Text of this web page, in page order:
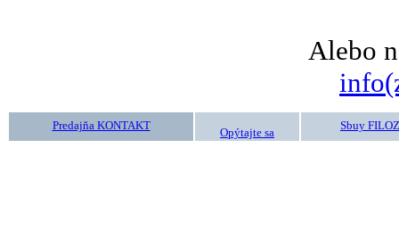
Alebo
Predajňa KONTAKT
Opýtajte sa
Sbuy